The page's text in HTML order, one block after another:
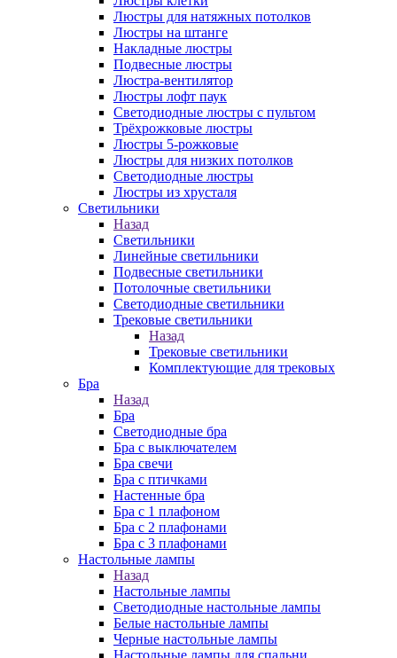
Люстры для натяжных потолков
Люстры на штанге
Накладные люстры
Подвесные люстры
Люстра-вентилятор
Люстры лофт паук
Светодиодные люстры с пультом
Трёхрожковые люстры
Люстры 5-рожковые
Люстры для низких потолков
Cветодиодные люстры
Люстры из хрусталя
Светильники
Назад
Светильники
Линейные светильники
Подвесные светильники
Потолочные светильники
Светодиодные светильники
Трековые светильники
Назад
Трековые светильники
Комплектующие для трековых
Бра
Назад
Бра
Светодиодные бра
Бра с выключателем
Бра свечи
Бра с птичками
Настенные бра
Бра с 1 плафоном
Бра с 2 плафонами
Бра с 3 плафонами
Настольные лампы
Назад
Настольные лампы
Светодиодные настольные лампы
Белые настольные лампы
Черные настольные лампы
Настольные лампы для спальни